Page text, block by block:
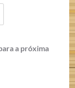
a próxima